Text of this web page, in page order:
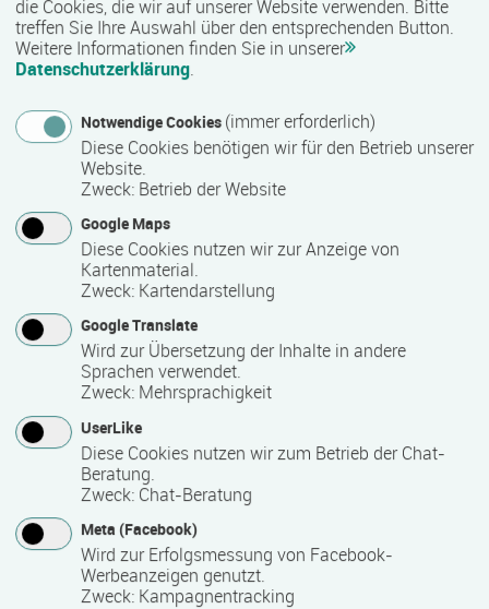
Nähere Bezeichnung des Abschlusses
Voraussichtliche Dauer
6 Monat(e)
Termine auf Anfrage
Bemerkungen zum Termin
monatliche Starttermine
Mindest­teilnehmer­anzahl
12
die Cookies, die wir auf unserer Website verwenden. Bitte
treffen Sie Ihre Auswahl über den entsprechenden Button.
Weitere Informationen finden Sie in unserer
Datenschutzerklärung.
Notwendige Cookies (immer erforderlich)
Diese Cookies benötigen wir für den Betrieb unserer
Website.
Zweck: Betrieb der Website
Google Maps
Diese Cookies nutzen wir zur Anzeige von
Kartenmaterial.
Zweck: Kartendarstellung
Google Translate
Wird zur Übersetzung der Inhalte in andere
Sprachen verwendet.
Zweck: Mehrsprachigkeit
UserLike
Diese Cookies nutzen wir zum Betrieb der Chat-
Beratung.
Zweck: Chat-Beratung
Meta (Facebook)
Wird zur Erfolgsmessung von Facebook-
Werbeanzeigen genutzt.
Zweck: Kampagnentracking